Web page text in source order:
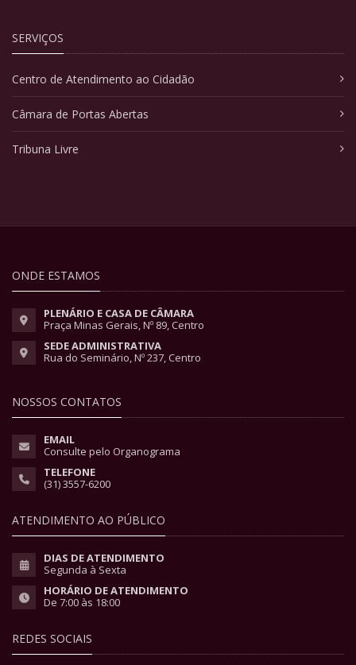
SERVIÇOS
Centro de Atendimento ao Cidadão
Câmara de Portas Abertas
Tribuna Livre
ONDE ESTAMOS
PLENÁRIO E CASA DE CÂMARA
Praça Minas Gerais, Nº 89, Centro
SEDE ADMINISTRATIVA
Rua do Seminário, Nº 237, Centro
NOSSOS CONTATOS
EMAIL
Consulte pelo Organograma
TELEFONE
(31) 3557-6200
ATENDIMENTO AO PÚBLICO
DIAS DE ATENDIMENTO
Segunda à Sexta
HORÁRIO DE ATENDIMENTO
De 7:00 às 18:00
REDES SOCIAIS